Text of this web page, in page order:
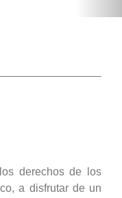
derechos de los
a disfrutar de un